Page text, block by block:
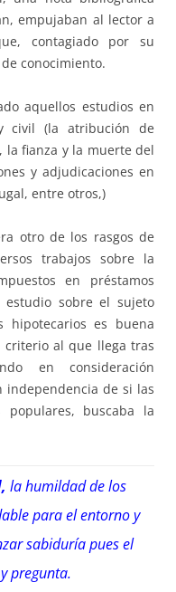
empujaban al lector a
contagiado por su
conocimiento.
aquellos estudios en
civil (la atribución de
fianza y la muerte del
y adjudicaciones en
entre otros,)
otro de los rasgos de
trabajos sobre la
en préstamos
sobre el sujeto
hipotecarios es buena
al que llega tras
en consideración
independencia de si las
populares, buscaba la
la humildad de los
para el entorno y
sabiduría pues el
pregunta.